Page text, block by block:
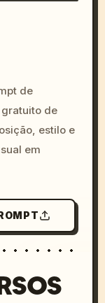
--v 6.0de
de
estilo e
em